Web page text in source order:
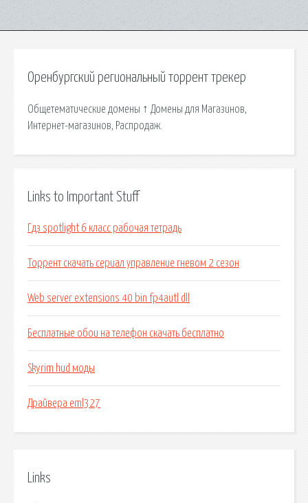
Оренбургский региональный торрент трекер
Общетематические домены ↑ Домены для Магазинов,
Интернет-магазинов, Распродаж.
Links to Important Stuff
Гдз spotlight 6 класс рабочая тетрадь
Торрент скачать сериал управление гневом 2 сезон
Web server extensions 40 bin fp4autl dll
Бесплатные обои на телефон скачать бесплатно
Skyrim hud моды
Драйвера eml327
Links